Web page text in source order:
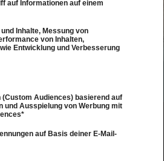
im Job & Gefahr durch